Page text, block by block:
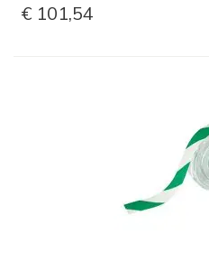
€ 101,54